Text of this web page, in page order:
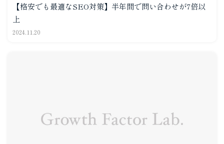
【格安でも最適なSEO対策】半年間で問い合わせが7倍以
上
2024.11.20